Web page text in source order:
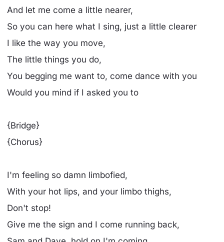
And let me come a little nearer,
So you can here what I sing, just a little clearer
I like the way you move,
The little things you do,
You begging me want to, come dance with you
Would you mind if I asked you to
{Bridge}
{Chorus}
I'm feeling so damn limbofied,
With your hot lips, and your limbo thighs,
Don't stop!
Give me the sign and I come running back,